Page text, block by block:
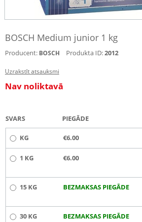
BOSCH Medium junior 1 kg
Producent: BOSCH Produkta ID:2012
Uzrakstīt atsauksmi
Nav noliktavā
SVARS PIEGĀDE
KG €6.00
1 KG €6.00
15 KG BEZMAKSAS PIEGĀDE
30 KG BEZMAKSAS PIEGĀDE